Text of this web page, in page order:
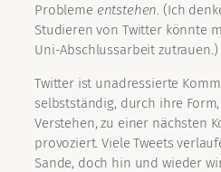
Probleme entstehen. (Ich
Studieren von Twitter könnte
Uni-Abschlussarbeit zutrauen.)
Twitter ist unadressierte
selbstständig, durch ihre
Verstehen, zu einer nächsten
provoziert. Viele Tweets
Sande, doch hin und wieder